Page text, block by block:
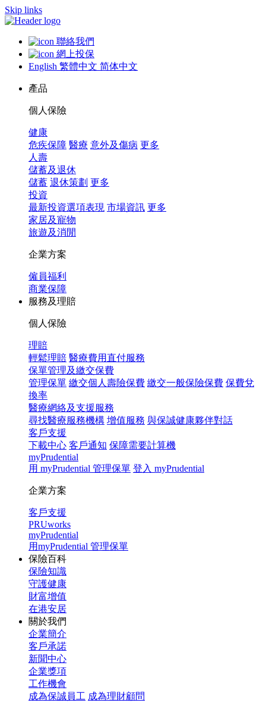
Skip links
聯絡我們
網上投保
English 繁體中文 简体中文
產品
個人保險
健康
危疾保障 醫療 意外及傷病 更多
人壽
儲蓄及退休
儲蓄 退休策劃 更多
投資
最新投資選項表現 市場資訊 更多
家居及寵物
旅遊及消閒
企業方案
僱員福利
商業保障
服務及理賠
個人保險
理賠
輕鬆理賠 醫療費用直付服務
保單管理及繳交保費
管理保單 繳交個人壽險保費 繳交一般保險保費 保費兌
換率
醫療網絡及支援服務
尋找醫療服務機構 增值服務 與保誠健康夥伴對話
客戶支援
下載中心 客戶通知 保障需要計算機
myPrudential
用 myPrudential 管理保單 登入 myPrudential
企業方案
客戶支援
PRUworks
myPrudential
用myPrudential 管理保單
保險百科
保險知識
守護健康
財富增值
在港安居
關於我們
企業簡介
客戶承諾
新聞中心
企業獎項
工作機會
成為保誠員工 成為理財顧問